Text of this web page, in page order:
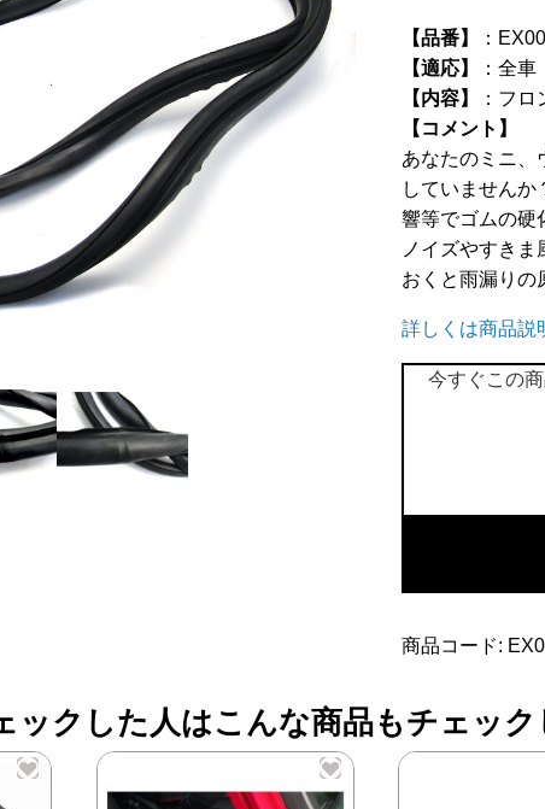
【品番】
：
【適応】
：全車
【内容】
：フ
【コメント】
あなたのミニ、
していません
響等でゴムの硬
ノイズやすき
おくと雨漏り
詳しくは商品説
今すぐこの
ラ
ウ
ザ
ー
商品コード:
ックした人はこんな商品もチェッ